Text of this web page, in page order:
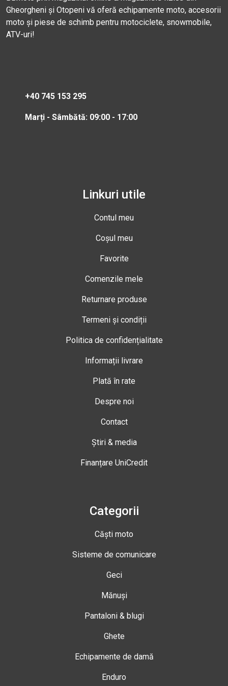
Gheorgheni și Otopeni vă oferă echipamente moto, accesorii
moto și piese de schimb pentru motociclete, snowmobile,
ATV-uri!
+40 745 153 295
Marți - Sâmbătă: 09:00 - 17:00
Linkuri utile
Contul meu
Coșul meu
Favorite
Comenzile mele
Returnare produse
Termeni și condiții
Politica de confidențialitate
Informații livrare
Plată în rate
Despre noi
Contact
Știri & media
Finanțare UniCredit
Categorii
Căști moto
Sisteme de comunicare
Geci
Mănuși
Pantaloni & blugi
Ghete
Echipamente de damă
Enduro